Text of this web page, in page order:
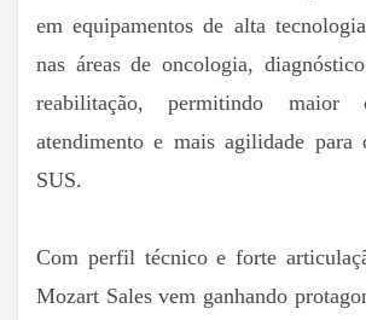
em equipamentos de alta
nas áreas de oncologia,
reabilitação, permitindo maior
atendimento e mais agilidade para
SUS.
Com perfil técnico e forte
Mozart Sales vem ganhando